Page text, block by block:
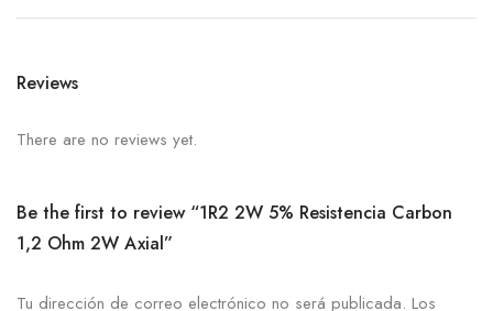
Reviews
There are no reviews yet.
Be the first to review “1R2 2W 5% Resistencia Carbon
1,2 Ohm 2W Axial”
Tu dirección de correo electrónico no será publicada. Los